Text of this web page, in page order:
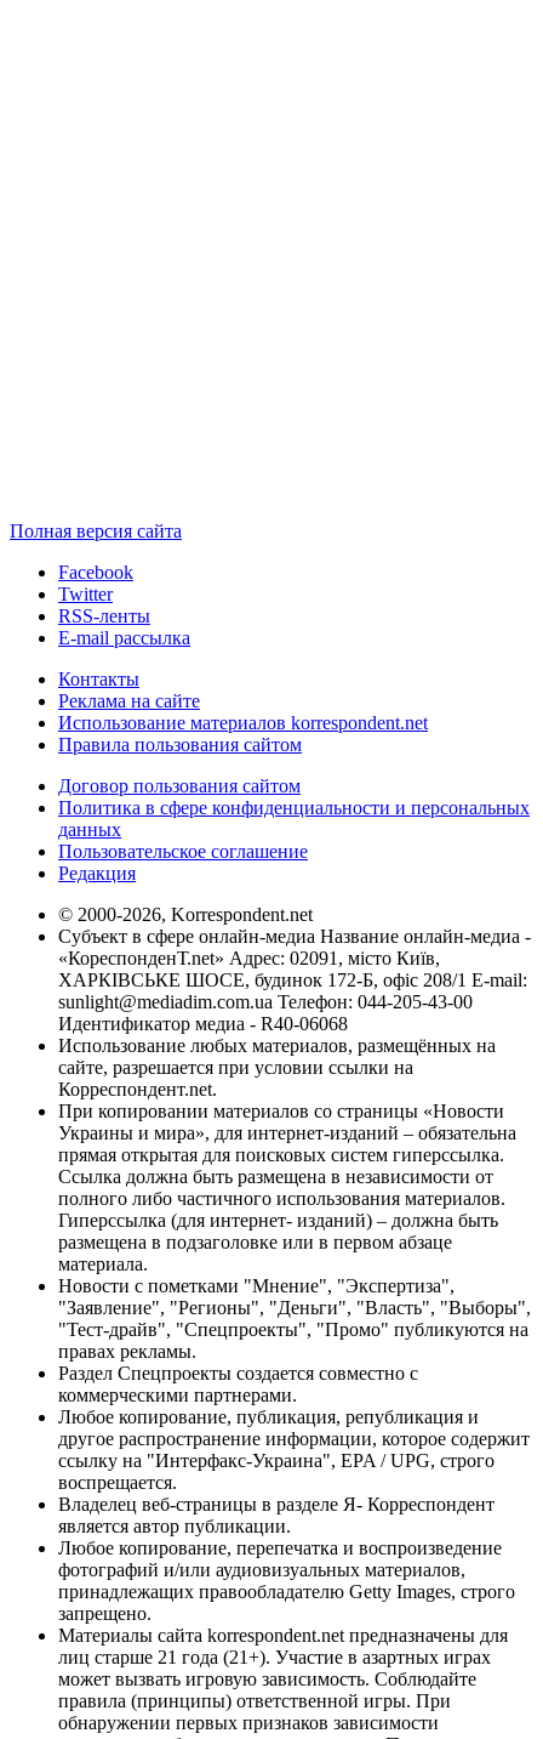
Полная версия сайта
Facebook
Twitter
RSS-ленты
E-mail рассылка
Контакты
Реклама на сайте
Использование материалов korrespondent.net
Правила пользования сайтом
Договор пользования сайтом
Политика в сфере конфиденциальности и персональных
данных
Пользовательское соглашение
Редакция
© 2000-2026, Korrespondent.net
Субъект в сфере онлайн-медиа Название онлайн-медиа -
«КореспонденТ.net» Адрес: 02091, місто Київ,
ХАРКІВСЬКЕ ШОСЕ, будинок 172-Б, офіс 208/1 E-mail:
sunlight@mediadim.com.ua Телефон: 044-205-43-00
Идентификатор медиа - R40-06068
Использование любых материалов, размещённых на
сайте, разрешается при условии ссылки на
Корреспондент.net.
При копировании материалов со страницы «Новости
Украины и мира», для интернет-изданий – обязательна
прямая открытая для поисковых систем гиперссылка.
Ссылка должна быть размещена в независимости от
полного либо частичного использования материалов.
Гиперссылка (для интернет- изданий) – должна быть
размещена в подзаголовке или в первом абзаце
материала.
Новости с пометками "Мнение", "Экспертиза",
"Заявление", "Регионы", "Деньги", "Власть", "Выборы",
"Тест-драйв", "Спецпроекты", "Промо" публикуются на
правах рекламы.
Раздел Спецпроекты создается совместно с
коммерческими партнерами.
Любое копирование, публикация, републикация и
другое распространение информации, которое содержит
ссылку на "Интерфакс-Украина", EPA / UPG, строго
воспрещается.
Владелец веб-страницы в разделе Я- Корреспондент
является автор публикации.
Любое копирование, перепечатка и воспроизведение
фотографий и/или аудиовизуальных материалов,
принадлежащих правообладателю Getty Images, строго
запрещено.
Материалы сайта korrespondent.net предназначены для
лиц старше 21 года (21+). Участие в азартных играх
может вызвать игровую зависимость. Соблюдайте
правила (принципы) ответственной игры. При
обнаружении первых признаков зависимости